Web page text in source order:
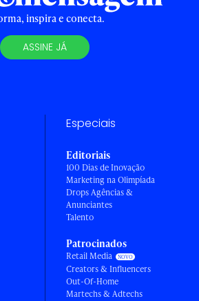
inspira e conecta.
ASSINE JÁ
Especiais
Editoriais
100 Dias de Inovação
Marketing na Olimpíada
Drops Agências &
Anunciantes
Talento
Patrocinados
Retail Media
Creators & Influencers
Out-Of-Home
Martechs & Adtechs